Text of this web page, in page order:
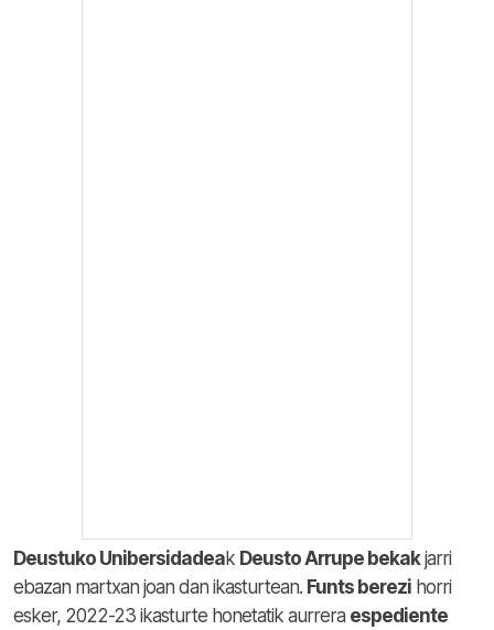
Deustuko Unibersidadeak Deusto Arrupe bekakjarri
ebazan martxan joan dan ikasturtean. Funts berezi horri
esker, 2022-23 ikasturte honetatik aurrera espediente